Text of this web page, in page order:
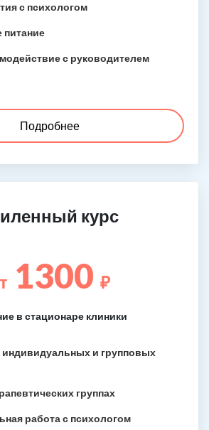
с психологом
питание
с руководителем
Подробнее
курс
1300 ₽
в стационаре клиники
индивидуальных и групповых
группах
работа с психологом